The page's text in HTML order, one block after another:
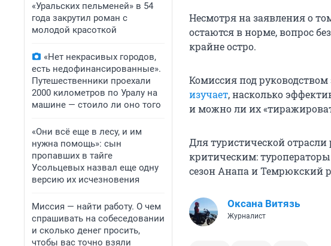
«Уральских пельменей» в 54
года закрутил роман с
молодой красоткой
«Нет некрасивых городов,
есть недофинансированные».
Путешественники проехали
2000 километров по Уралу на
машине — стоило ли оно того
«Они всё еще в лесу, и им
нужна помощь»: сын
пропавших в тайге
Усольцевых назвал еще одну
версию их исчезновения
Миссия — найти работу. О чем
спрашивать на собеседовании
и сколько денег просить,
чтобы вас точно взяли
Несмотря на заявления о
остаются в норме, вопрос
крайне остро.
Комиссия под
изучает, насколько
и можно ли их
Для туристической отрасли
критическим:
сезон Анапа и Темрюкский
Оксана Витязь
Журналист